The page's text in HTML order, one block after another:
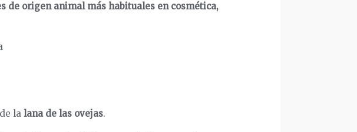
de origen animal más habituales en cosmética,
la lana de las ovejas.